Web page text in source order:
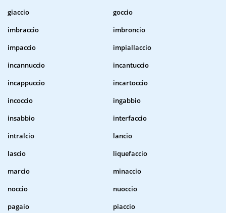
giaccio
goccio
imbraccio
imbroncio
impaccio
impiallaccio
incannuccio
incantuccio
incappuccio
incartoccio
incoccio
ingabbio
insabbio
interfaccio
intralcio
lancio
lascio
liquefaccio
marcio
minaccio
noccio
nuoccio
pagaio
piaccio